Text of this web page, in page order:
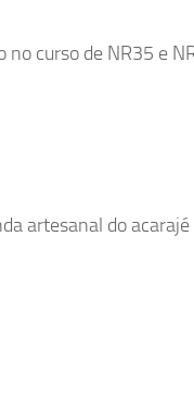
no curso de NR35 e
artesanal do